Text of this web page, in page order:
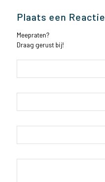
Plaats een Reactie
Meepraten?
Draag gerust bij!